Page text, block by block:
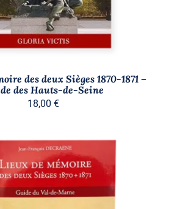
des deux Sièges 1870-1871 –
des Hauts-de-Seine
18,00 €